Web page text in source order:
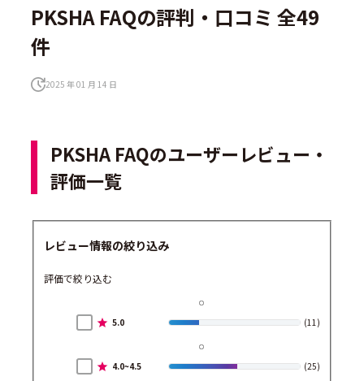
PKSHA FAQの評判・口コミ 全49
件
2025 年 01 月 14 日
PKSHA FAQのユーザーレビュー・
評価一覧
レビュー情報の絞り込み
評価で絞り込む
5.0 (11)
4.0~4.5 (25)